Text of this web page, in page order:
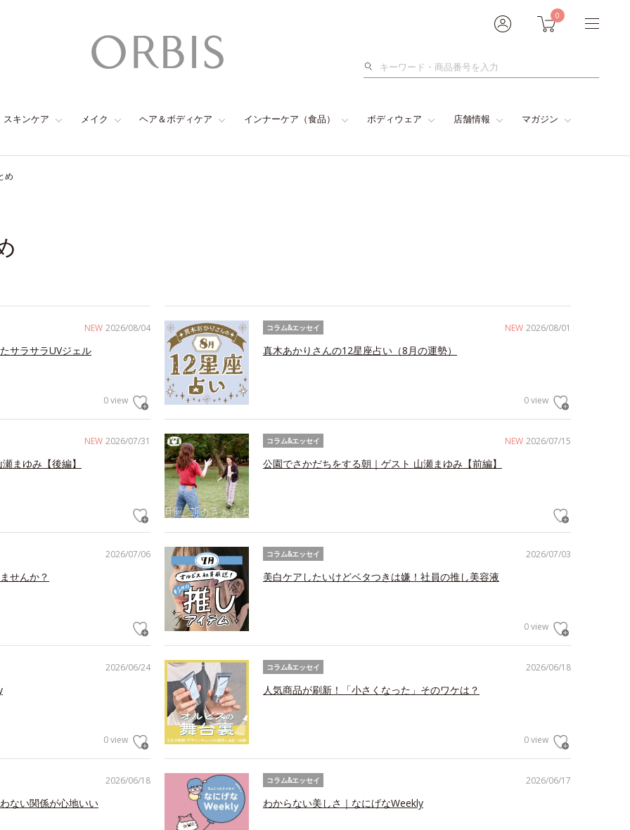
0
検
スキンケア メイク ヘア＆ボディケア インナーケア（食品） ボディウェア 店舗情報 マガジン
め
NEW 2026/08/04
サラサラUVジェル
0 view
NEW 2026/08/01
コラム&エッセイ
真木あかりさんの12星座占い（8月の運勢）
0 view
NEW 2026/07/31
まゆみ【後編】
NEW 2026/07/15
コラム&エッセイ
公園でさかだちをする朝｜ゲスト 山瀬まゆみ【前編】
2026/07/06
せんか？
2026/07/03
コラム&エッセイ
美白ケアしたいけどベタつきは嫌！社員の推し美容液
0 view
2026/06/24
0 view
2026/06/18
コラム&エッセイ
人気商品が刷新！「小さくなった」そのワケは？
0 view
2026/06/18
ない関係が心地いい
2026/06/17
コラム&エッセイ
わからない美しさ｜なにげなWeekly